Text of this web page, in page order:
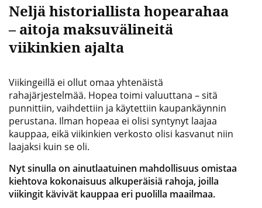
Neljä historiallista hopearahaa
– aitoja maksuvälineitä
viikinkien ajalta
Viikingeillä ei ollut omaa yhtenäistä
rahajärjestelmää. Hopea toimi valuuttana – sitä
punnittiin, vaihdettiin ja käytettiin kaupankäynnin
perustana. Ilman hopeaa ei olisi syntynyt laajaa
kauppaa, eikä viikinkien verkosto olisi kasvanut niin
laajaksi kuin se oli.
Nyt sinulla on ainutlaatuinen mahdollisuus omistaa
kiehtova kokonaisuus alkuperäisiä rahoja, joilla
viikingit kävivät kauppaa eri puolilla maailmaa.